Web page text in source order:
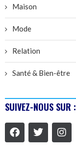
Maison
Mode
Relation
Santé & Bien-être
SUIVEZ-NOUS SUR :